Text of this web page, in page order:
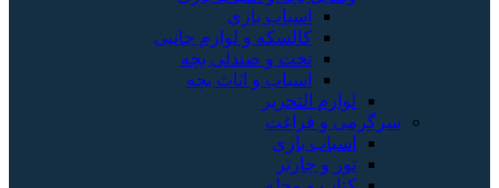
اسباب بازی
کالسکه و لوازم جانبی
تخت و صندلی بچه
اسباب و اثاث بچه
لوازم التحریر
سرگرمی و فراغت
اسباب‌ بازی
تور و چارتر